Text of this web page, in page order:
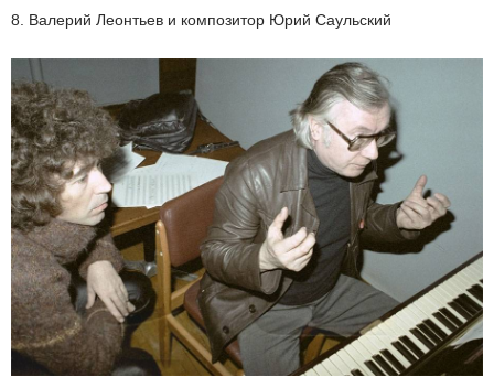
8. Валерий Леонтьев и композитор Юрий Саульский